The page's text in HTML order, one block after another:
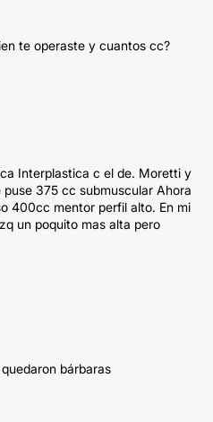
te operaste y cuantos cc?
Interplastica c el de. Moretti y
puse 375 cc submuscular Ahora
400cc mentor perfil alto. En mi
un poquito mas alta pero
bárbaras